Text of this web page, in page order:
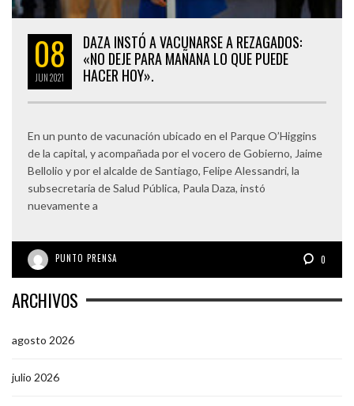
08
JUN2021
DAZA INSTÓ A VACUNARSE A REZAGADOS:
«NO DEJE PARA MAÑANA LO QUE PUEDE
HACER HOY».
En un punto de vacunación ubicado en el Parque O’Higgins
de la capital, y acompañada por el vocero de Gobierno, Jaime
Bellolio y por el alcalde de Santiago, Felipe Alessandri, la
subsecretaria de Salud Pública, Paula Daza, instó
nuevamente a
PUNTO PRENSA 0
ARCHIVOS
agosto 2026
julio 2026